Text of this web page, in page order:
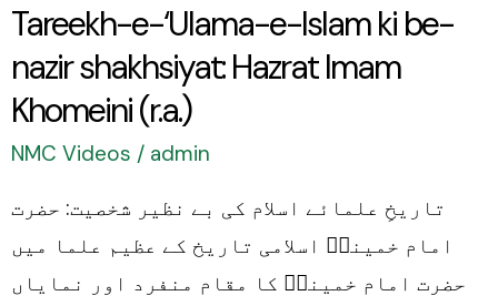
Tareekh-e-‘Ulama-e-Islam ki be-
nazir shakhsiyat: Hazrat Imam
Khomeini (r.a.)
NMC Videos / admin
تاریخِ علمائے اسلام کی بے نظیر شخصیت: حضرت
امام خمینیؒ اسلامی تاریخ کے عظیم علما میں
حضرت امام خمینیؒ کا مقام منفرد اور نمایاں
Hazrat
Imam
Khomeini